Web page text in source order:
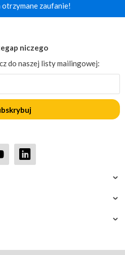
otrzymane zaufanie!
niczego
do naszej listy mailingowej: